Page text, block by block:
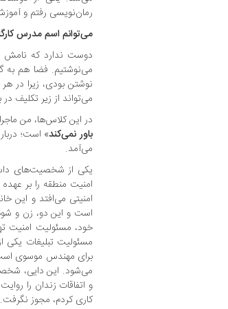
رمان‌نویسی رفتم و
می‌توانم اسم مدرس
می‌نوشتیم. فضا هم به
نوشتن بودی، زیرا در
می‌تواند از زیر تکلیف
در این کلاس‌ها، من ماجرایی را
باور نمی‌کند
می‌آمد.
یکی از شخصیت‌های
امنیت منطقه را بر
است و این دو، زن و
خود، مسئولیت امنیت
مسئولیت تبلیغات یکی
برای مهندس موسوی
می‌شود. این دایی،
و اتفاقات زندان را
کاری کردم، مجوز نگرفت.